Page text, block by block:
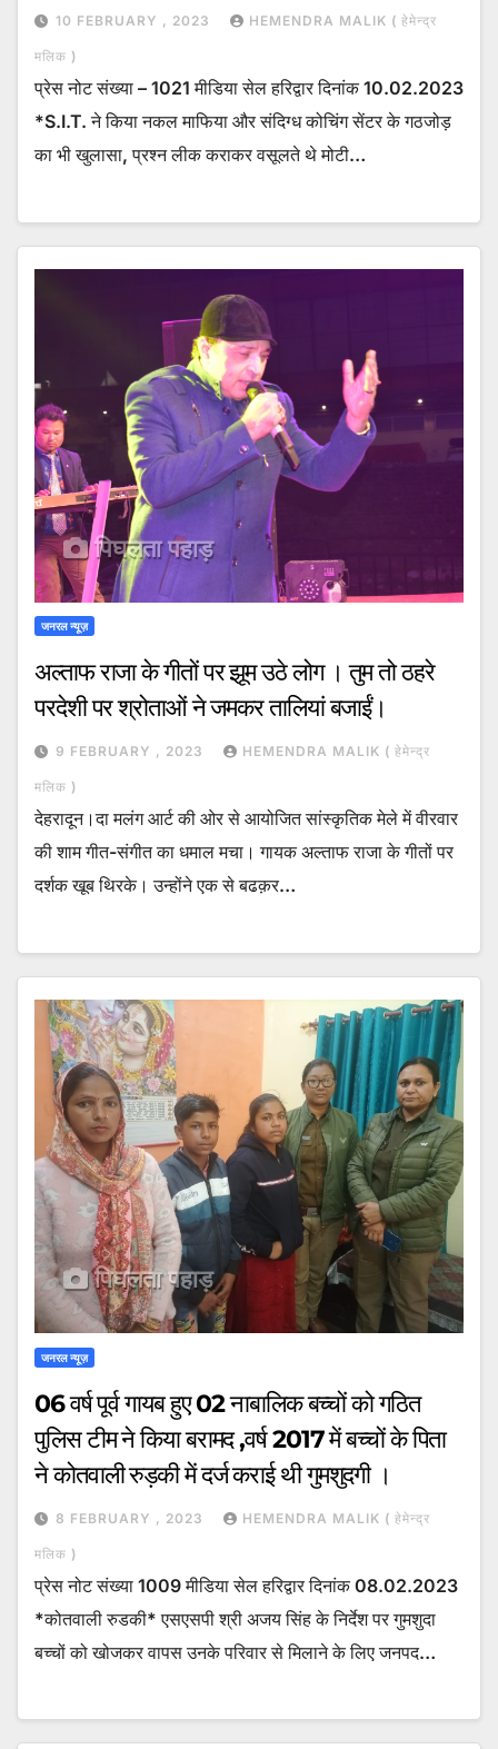
10 FEBRUARY , 2023 HEMENDRA MALIK ( हेमेन्द्र
मलिक )
प्रेस नोट संख्या – 1021 मीडिया सेल हरिद्वार दिनांक 10.02.2023
*S.I.T. ने किया नकल माफिया और संदिग्ध कोचिंग सेंटर के गठजोड़
का भी खुलासा, प्रश्न लीक कराकर वसूलते थे मोटी…
जनरल न्यूज़
अल्ताफ राजा के गीतों पर झूम उठे लोग । तुम तो ठहरे
परदेशी पर श्रोताओं ने जमकर तालियां बजाईं।
9 FEBRUARY , 2023 HEMENDRA MALIK ( हेमेन्द्र
मलिक )
देहरादून।दा मलंग आर्ट की ओर से आयोजित सांस्कृतिक मेले में वीरवार
की शाम गीत-संगीत का धमाल मचा। गायक अल्ताफ राजा के गीतों पर
दर्शक खूब थिरके। उन्होंने एक से बढक़र…
जनरल न्यूज़
06 वर्ष पूर्व गायब हुए 02 नाबालिक बच्चों को गठित
पुलिस टीम ने किया बरामद ,वर्ष 2017 में बच्चों के पिता
ने कोतवाली रुड़की में दर्ज कराई थी गुमशुदगी ।
8 FEBRUARY , 2023 HEMENDRA MALIK ( हेमेन्द्र
मलिक )
प्रेस नोट संख्या 1009 मीडिया सेल हरिद्वार दिनांक 08.02.2023
*कोतवाली रुडकी* एसएसपी श्री अजय सिंह के निर्देश पर गुमशुदा
बच्चों को खोजकर वापस उनके परिवार से मिलाने के लिए जनपद…